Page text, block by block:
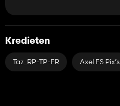
Kredieten
Taz_RP-TP-FR Axel FS Pix’s